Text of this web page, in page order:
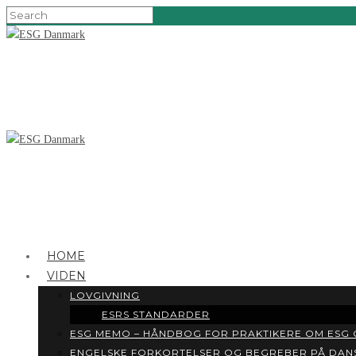
HOME
VIDEN
LOVGIVNING
ESRS STANDARDER
ESG MEMO – HÅNDBOG FOR PRAKTIKERE OM
ENGELSKE FORKORTELSER OG BEGREBER PÅ